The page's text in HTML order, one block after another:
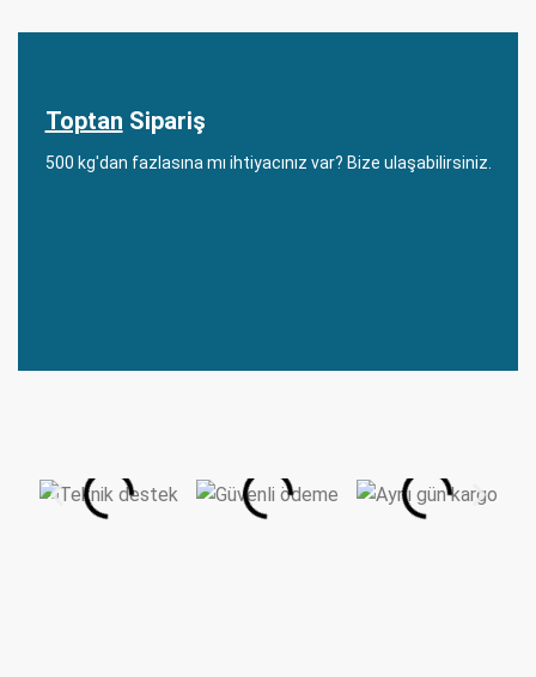
Toptan Sipariş
500 kg'dan fazlasına mı ihtiyacınız var? Bize ulaşabilirsiniz.